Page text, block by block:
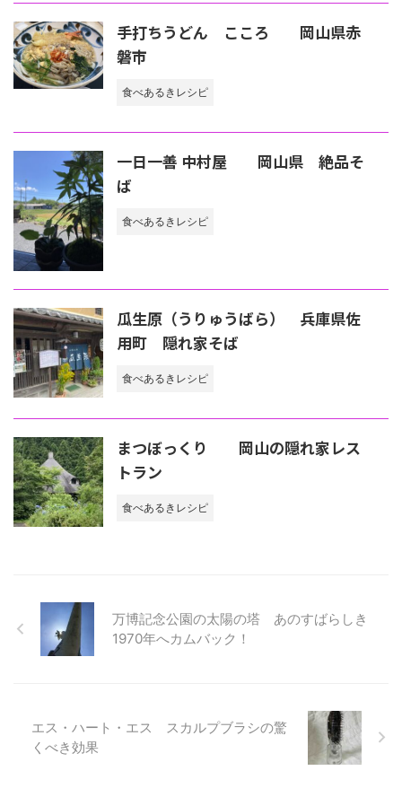
手打ちうどん こころ 岡山県赤
磐市
食べあるきレシピ
一日一善 中村屋 岡山県 絶品そ
ば
食べあるきレシピ
瓜生原（うりゅうばら） 兵庫県佐
用町 隠れ家そば
食べあるきレシピ
まつぼっくり 岡山の隠れ家レス
トラン
食べあるきレシピ
万博記念公園の太陽の塔 あのすばらしき
1970年へカムバック！
エス・ハート・エス スカルプブラシの驚
くべき効果